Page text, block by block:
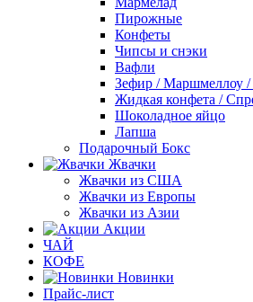
Пирожные
Конфеты
Чипсы и снэки
Вафли
Зефир / Маршмеллоу /
Жидкая конфета /
Шоколадное яйцо
Лапша
Подарочный Бокс
Жвачки
Жвачки из США
Жвачки из Европы
Жвачки из Азии
Акции
ЧАЙ
КОФЕ
Новинки
Прайс-лист